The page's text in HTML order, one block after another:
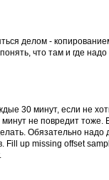
делом -
что там и где надо
30 минут, если не
не повредит тоже.
Обязательно надо
Fill up missing offset